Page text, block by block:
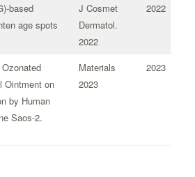
based
age spots
J Cosmet
Dermatol.
2022
2022
Ointment on
by Human
Saos-2.
Materials
2023
2023